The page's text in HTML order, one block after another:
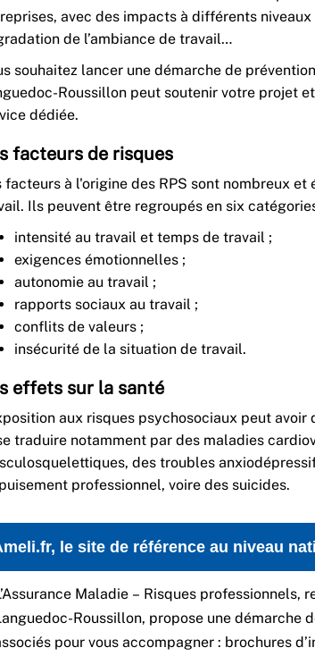
avec des impacts à différents
de l’ambiance de travail…
souhaitez lancer une démarche de
Roussillon peut soutenir votre projet
dédiée.
facteurs de risques
facteurs à l'origine des RPS sont nombreux
Ils peuvent être regroupés en six
intensité au travail et temps de travail ;
exigences émotionnelles ;
autonomie au travail ;
rapports sociaux au travail ;
conflits de valeurs ;
insécurité de la situation de travail.
effets sur la santé
aux risques psychosociaux peut
traduire notamment par des maladies
des troubles
professionnel, voire des suicides.
le site de référence au niveau
Maladie – Risques professionnels,
Roussillon, propose une démarche
pour vous accompagner : brochures